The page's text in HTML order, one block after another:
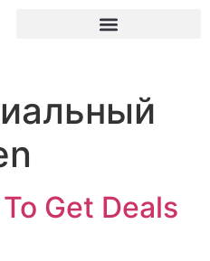
Get Deals